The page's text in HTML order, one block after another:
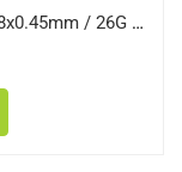
Aguja Monopolar / AMBU Neuroline / 38x0.45mm / 26G / Verde / Caja 40 uds.